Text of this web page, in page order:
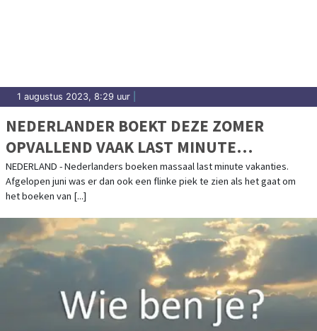
1 augustus 2023, 8:29 uur
NEDERLANDER BOEKT DEZE ZOMER
OPVALLEND VAAK LAST MINUTE
VAKANTIE
NEDERLAND - Nederlanders boeken massaal last minute vakanties.
Afgelopen juni was er dan ook een flinke piek te zien als het gaat om
het boeken van [...]